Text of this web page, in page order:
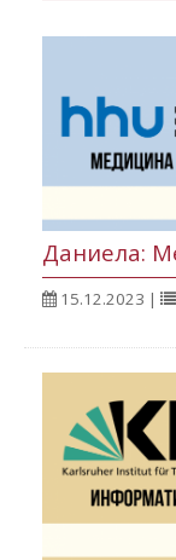
Даниела:
15.12.2023 |